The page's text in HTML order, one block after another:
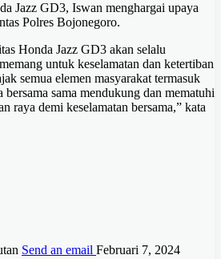
Jazz GD3, Iswan menghargai upaya
Polres Bojonegoro.
Honda Jazz GD3 akan selalu
untuk keselamatan dan ketertiban
semua elemen masyarakat termasuk
sama mendukung dan mematuhi
raya demi keselamatan bersama,” kata
Send an email Februari 7, 2024